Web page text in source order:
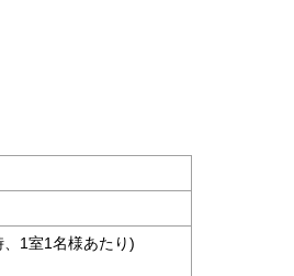
1室1名様あたり)